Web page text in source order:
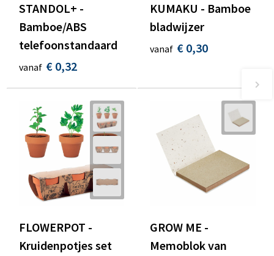
STANDOL+ -
Bamboe/ABS
telefoonstandaard
vanaf € 0,32
KUMAKU - Bamboe
bladwijzer
vanaf € 0,30
FLOWERPOT -
Kruidenpotjes set
GROW ME -
Memoblok van